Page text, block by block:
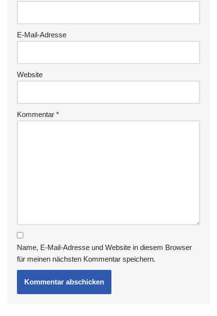
E-Mail-Adresse
Website
Kommentar *
Name, E-Mail-Adresse und Website in diesem Browser
für meinen nächsten Kommentar speichern.